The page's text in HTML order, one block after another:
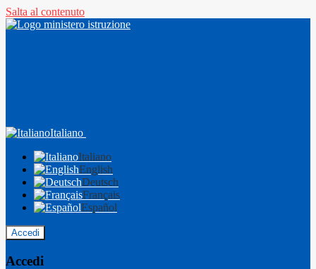
Salta al contenuto
Italiano
Italiano
English
Deutsch
Français
Español
Accedi
Accedi